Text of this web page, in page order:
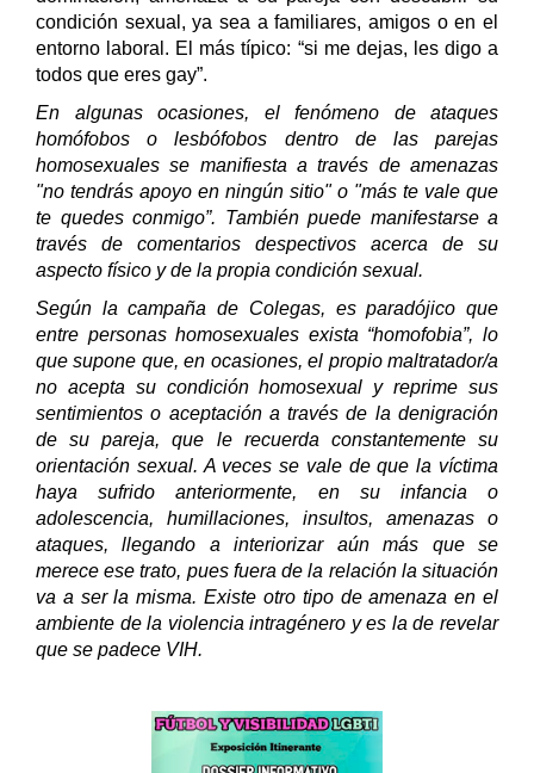
condición sexual, ya sea a familiares, amigos o en el
entorno laboral. El más típico: “si me dejas, les digo a
todos que eres gay”.
En algunas ocasiones, el fenómeno de ataques
homófobos o lesbófobos dentro de las parejas
homosexuales se manifiesta a través de amenazas
"no tendrás apoyo en ningún sitio" o "más te vale que
te quedes conmigo”. También puede manifestarse a
través de comentarios despectivos acerca de su
aspecto físico y de la propia condición sexual.
Según la campaña de Colegas, es paradójico que
entre personas homosexuales exista “homofobia”, lo
que supone que, en ocasiones, el propio maltratador/a
no acepta su condición homosexual y reprime sus
sentimientos o aceptación a través de la denigración
de su pareja, que le recuerda constantemente su
orientación sexual. A veces se vale de que la víctima
haya sufrido anteriormente, en su infancia o
adolescencia, humillaciones, insultos, amenazas o
ataques, llegando a interiorizar aún más que se
merece ese trato, pues fuera de la relación la situación
va a ser la misma. Existe otro tipo de amenaza en el
ambiente de la violencia intragénero y es la de revelar
que se padece VIH.